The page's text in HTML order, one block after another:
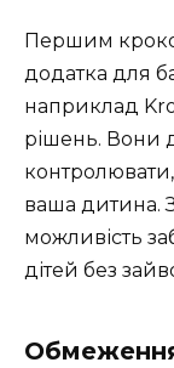
Першим
додатка для
наприклад
рішень. Вони
ваша дитина.
можливість
дітей без